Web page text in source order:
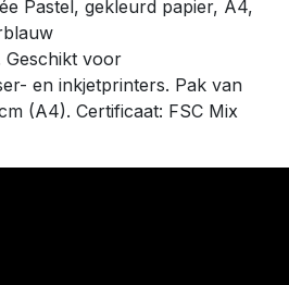
Pastel, gekleurd papier, A4,
Geschikt voor
en inkjetprinters. Pak van
(A4). Certificaat: FSC Mix